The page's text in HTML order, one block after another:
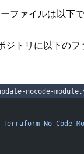
ファイルは以下で
ジトリに以下のフ
nocode-
Terraform No Code